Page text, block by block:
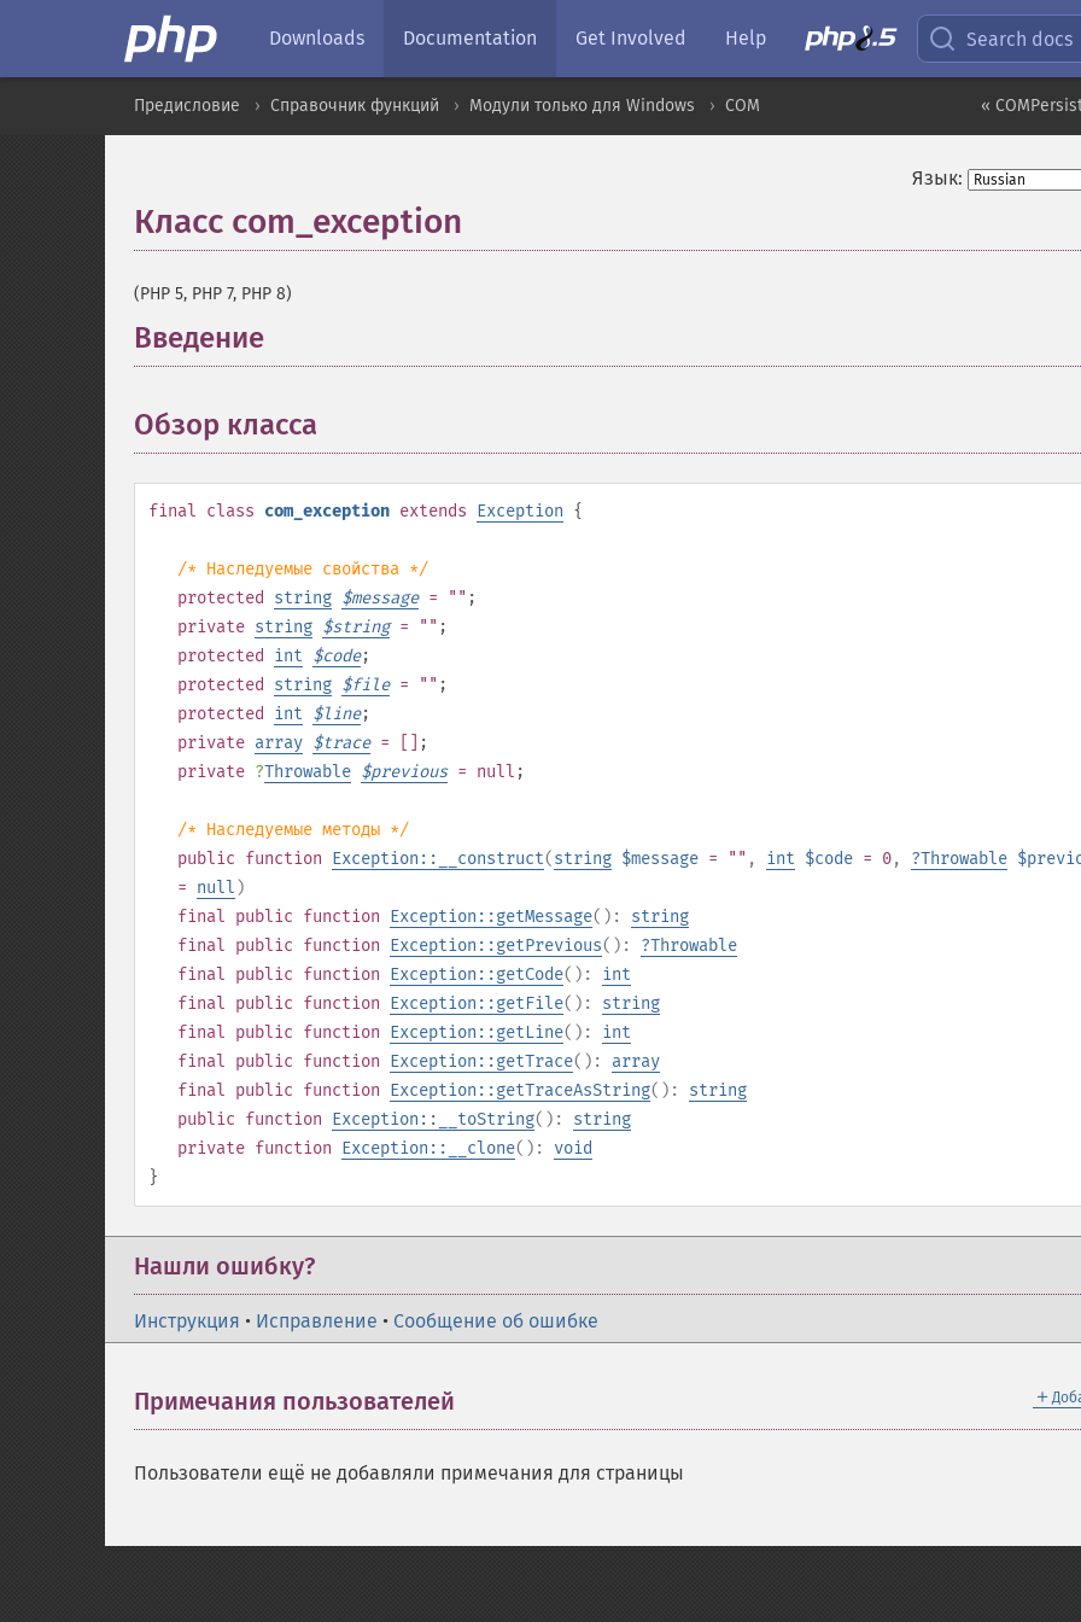
Downloads Documentation Get Involved Help Search docs
«
Предисловие Справочник функций Модули только для Windows COM
Язык:
Класс com_exception
(PHP 5, PHP 7, PHP 8)
Введение
Обзор класса
final class com_exception extends Exception {
/* Наследуемые свойства */
protected
string $message= "" ;
private string $string= "" ;
protected
int $code;
protected
string $file= "" ;
protected
int $line;
private array $trace= []
;
private ?Throwable $previous= null ;
/* Наследуемые методы */
public function Exception::__construct(string $message = "" , int $code = 0, ?Throwable
= null )
final public function Exception::getMessage(): string
final public function Exception::getPrevious(): ?Throwable
final public function Exception::getCode(): int
final public function Exception::getFile(): string
final public function Exception::getLine(): int
final public function Exception::getTrace(): array
final public function Exception::getTraceAsString(): string
public function Exception::__toString(): string
private function Exception::__clone(): void
}
Нашли ошибку?
Инструкция • Исправление • Сообщение об ошибке
＋
Примечания пользователей
Пользователи ещё не добавляли примечания для страницы